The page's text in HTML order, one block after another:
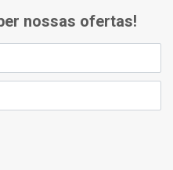
nossas ofertas!